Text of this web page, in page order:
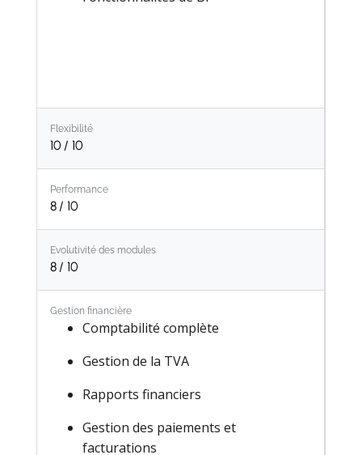
Flexibilité
10 / 10
Performance
8 / 10
Evolutivité des modules
8 / 10
Gestion financière
Comptabilité complète
Gestion de la TVA
Rapports financiers
Gestion des paiements et
facturations